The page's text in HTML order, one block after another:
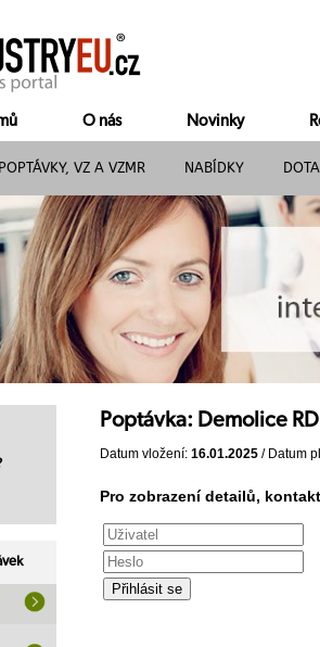
O nás Novinky
POPTÁVKY, VZ A VZMR NABÍDKY
Poptávka: Demolice RD
Datum vložení: 16.01.2025 / Datum
Pro zobrazení detailů,